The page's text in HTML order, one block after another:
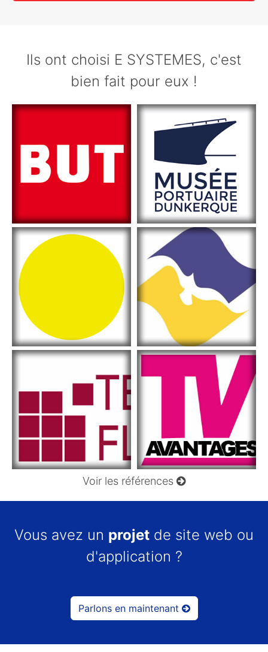
Ils ont choisi E SYSTEMES, c'est
bien fait pour eux !
Voir les références
Vous avez un projet de site web ou
d'application ?
Parlons en maintenant